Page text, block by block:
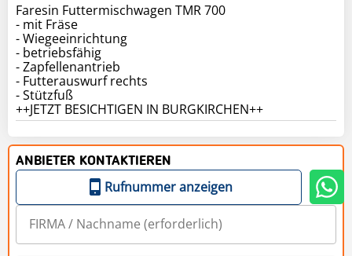
Faresin Futtermischwagen TMR 700
- mit Fräse
- Wiegeeinrichtung
- betriebsfähig
- Zapfellenantrieb
- Futterauswurf rechts
- Stützfuß
++JETZT BESICHTIGEN IN BURGKIRCHEN++
ANBIETER KONTAKTIEREN
Rufnummer anzeigen